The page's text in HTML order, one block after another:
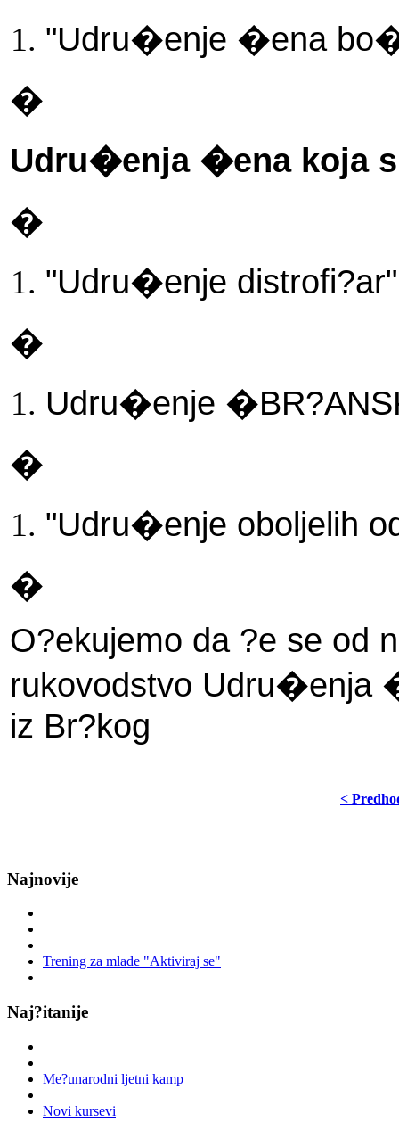
"Udru�enje �ena
�
Udru�enja �ena koja
�
"Udru�enje distrofi?ar"
�
Udru�enje
�
"Udru�enje oboljelih
�
O?ekujemo da ?e se od
rukovodstvo
iz Br?kog
<
Najnovije
Trening za mlade "Aktiviraj se"
Naj?itanije
Me?unarodni ljetni kamp
Novi kursevi